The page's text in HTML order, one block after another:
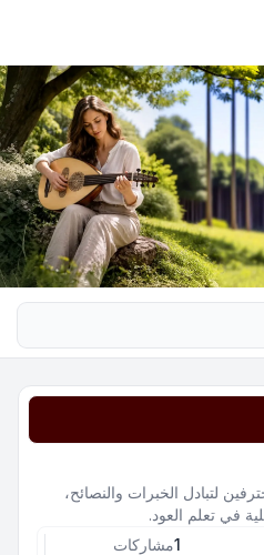
لتبادل الخبرات والنصائح،
في تعلم العود.
1مشاركات